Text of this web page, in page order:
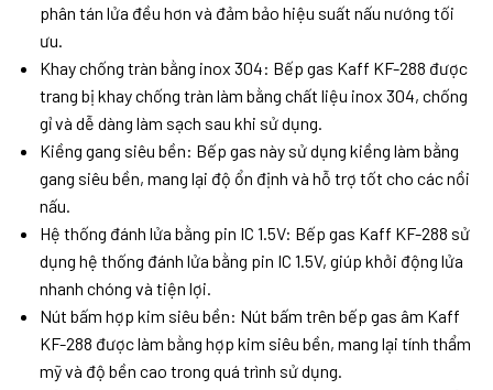
phân tán lửa đều hơn và đảm bảo hiệu suất nấu nướng tối
ưu.
Khay chống tràn bằng inox 304: Bếp gas Kaff KF-288 được
trang bị khay chống tràn làm bằng chất liệu inox 304, chống
gỉ và dễ dàng làm sạch sau khi sử dụng.
Kiềng gang siêu bền: Bếp gas này sử dụng kiềng làm bằng
gang siêu bền, mang lại độ ổn định và hỗ trợ tốt cho các nồi
nấu.
Hệ thống đánh lửa bằng pin IC 1.5V: Bếp gas Kaff KF-288 sử
dụng hệ thống đánh lửa bằng pin IC 1.5V, giúp khởi động lửa
nhanh chóng và tiện lợi.
Nút bấm hợp kim siêu bền: Nút bấm trên bếp gas âm Kaff
KF-288 được làm bằng hợp kim siêu bền, mang lại tính thẩm
mỹ và độ bền cao trong quá trình sử dụng.